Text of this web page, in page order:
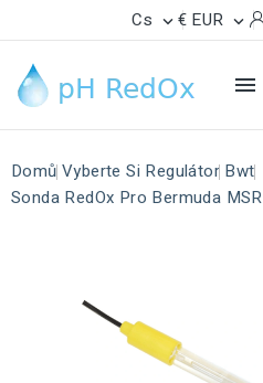
Cs  € EUR 

Domů Vyberte Si Regulátor Bwt
Sonda RedOx Pro Bermuda MSR